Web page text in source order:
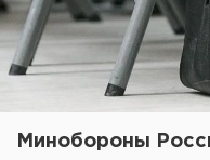
Минобороны